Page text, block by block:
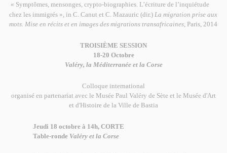
« Symptômes, mensonges, crypto-biographies. L’écriture de l’inquiétude
chez les immigrés », in C. Canut et C. Mazauric (dir.) La migration prise aux
mots. Mise en récits et en images des migrations transafricaines, Paris, 2014
TROISIÈME SESSION
18-20 Octobre
Valéry, la Méditerranée et la Corse
Colloque international
organisé en partenariat avec le Musée Paul Valéry de Sète et le Musée d'Art
et d'Histoire de la Ville de Bastia
Jeudi 18 octobre à 14h, CORTE
Table-ronde Valéry et la Corse